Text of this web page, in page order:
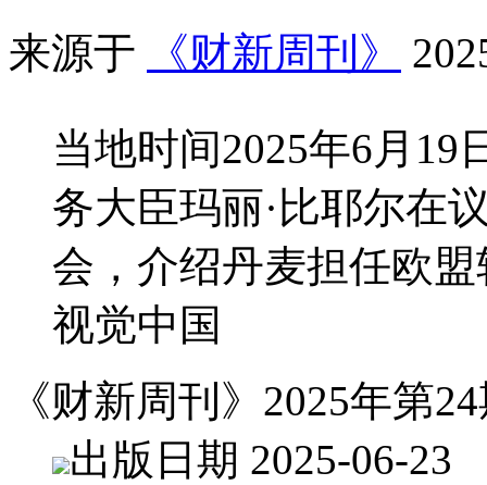
来源于 《财新周刊》
当地时间2025年6月19
务大臣玛丽·比耶尔在
会，介绍丹麦担任欧
视觉中国
《财新周刊》2025年第
出版日期 2025-06-23